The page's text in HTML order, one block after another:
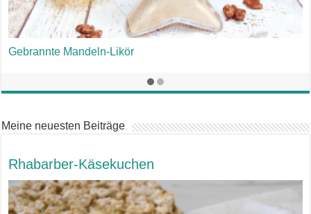
Gebrannte Mandeln-Likör
Meine neuesten Beiträge
Rhabarber-Käsekuchen